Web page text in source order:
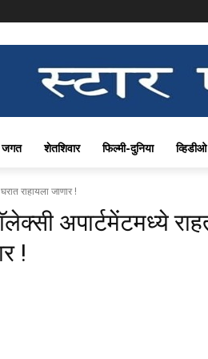
जगत शेतशिवार फिल्मी-दुनिया
राहायला जाणार !
अपार्टमेंटमध्ये
!